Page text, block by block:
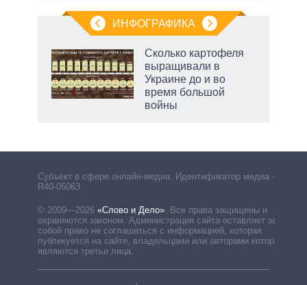
ИНФОГРАФИКА
Сколько картофеля
выращивали в
Украине до и во
время большой
войны
Субъект в сфере онлайн-медиа. Идентификатор медиа –
R40-05063
© 2009—2026 «Слово и Дело»
Все права защищены и
охраняются законом. Администрация сайта оставляет за
собой право не соглашаться с информацией, которая
публикуется на сайте, владельцами или авторами которой
являются третьи лица.